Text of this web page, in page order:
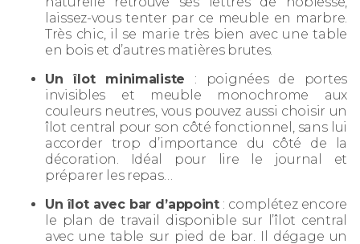
laissez-vous tenter par ce meuble en marbre.
Très chic, il se marie très bien avec une table
en bois et d’autres matières brutes.
Un îlot minimaliste : poignées de portes
invisibles et meuble monochrome aux
couleurs neutres, vous pouvez aussi choisir un
îlot central pour son côté fonctionnel, sans lui
accorder trop d’importance du côté de la
décoration. Idéal pour lire le journal et
préparer les repas…
Un îlot avec bar d’appoint: complétez encore
le plan de travail disponible sur l’îlot central
avec une table sur pied de bar. Il dégage un